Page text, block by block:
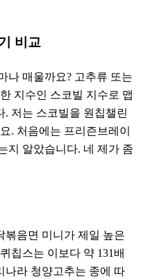
비교
나 매울까요? 고추류 또는
지수인 스코빌 지수로 맵
저는 스코빌을 원칩챌린
. 처음에는 프리즌브레이
지 알았습니다. 네 제가 좀
볶음면 미니가 제일 높은
칩스는 이보다 약 131배
나라 청양고추는 종에 따